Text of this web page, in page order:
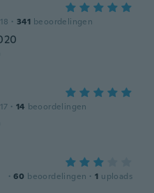
· 341 beoordelingen
· 14 beoordelingen
· 60 beoordelingen · 1 uploads